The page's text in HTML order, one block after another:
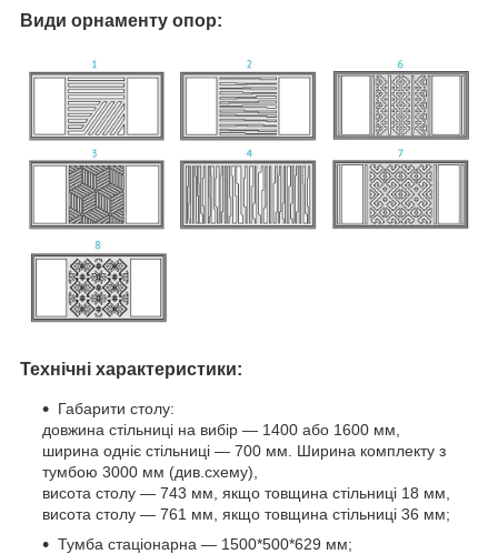
Види орнаменту опор:
Технічні характеристики:
Габарити столу:
довжина стільниці на вибір — 1400 або 1600 мм,
ширина одніє стільниці — 700 мм. Ширина комплекту з
тумбою 3000 мм (див.схему),
висота столу — 743 мм, якщо товщина стільниці 18 мм,
висота столу — 761 мм, якщо товщина стільниці 36 мм;
Тумба стаціонарна — 1500*500*629 мм;